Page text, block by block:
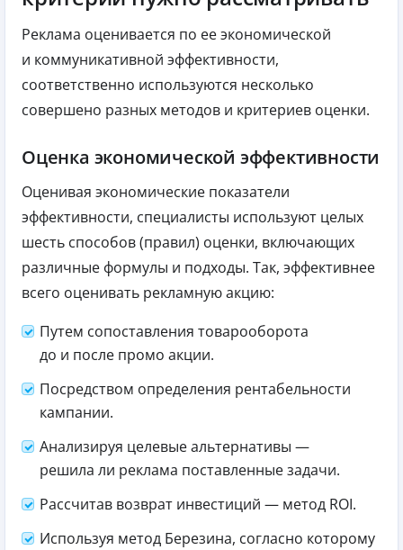
Реклама оценивается по ее экономической
и коммуникативной эффективности,
соответственно используются несколько
совершено разных методов и критериев оценки.
Оценка экономической эффективности
Оценивая экономические показатели
эффективности, специалисты используют целых
шесть способов (правил) оценки, включающих
различные формулы и подходы. Так, эффективнее
всего оценивать рекламную акцию:
Путем сопоставления товарооборота
до и после промо акции.
Посредством определения рентабельности
кампании.
Анализируя целевые альтернативы —
решила ли реклама поставленные задачи.
Рассчитав возврат инвестиций — метод ROI.
Используя метод Березина, согласно которому